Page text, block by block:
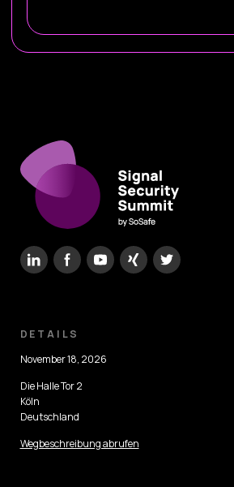
DETAILS
November 18, 2026
Die Halle Tor 2
Köln
Deutschland
Wegbeschreibung abrufen